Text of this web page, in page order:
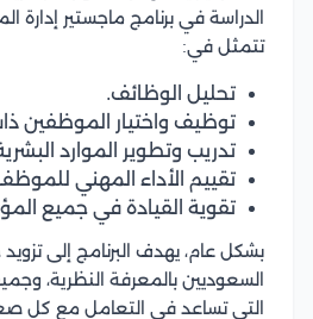
الدراسة في برنامج ماجستير إدارة
تتمثل في:
تحليل الوظائف.
توظيف واختيار الموظفين
تدريب وتطوير الموارد
تقييم الأداء المهني
تقوية القيادة في جميع
بشكل عام، يهدف البرنامج إلى
السعوديين بالمعرفة النظرية،
التي تساعد في التعامل مع كل